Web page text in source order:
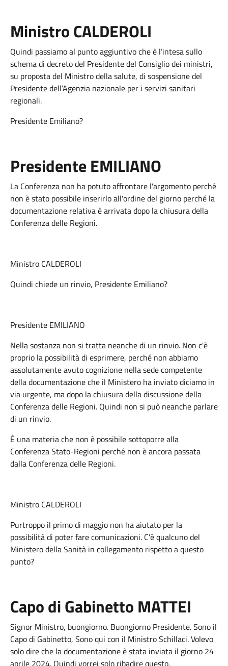
Ministro CALDEROLI
Quindi passiamo al punto aggiuntivo che è l’intesa sullo
schema di decreto del Presidente del Consiglio dei ministri,
su proposta del Ministro della salute, di sospensione del
Presidente dell’Agenzia nazionale per i servizi sanitari
regionali.
Presidente Emiliano?
Presidente EMILIANO
La Conferenza non ha potuto affrontare l'argomento perché
non è stato possibile inserirlo all'ordine del giorno perché la
documentazione relativa è arrivata dopo la chiusura della
Conferenza delle Regioni.
Ministro CALDEROLI
Quindi chiede un rinvio, Presidente Emiliano?
Presidente EMILIANO
Nella sostanza non si tratta neanche di un rinvio. Non c'è
proprio la possibilità di esprimere, perché non abbiamo
assolutamente avuto cognizione nella sede competente
della documentazione che il Ministero ha inviato diciamo in
via urgente, ma dopo la chiusura della discussione della
Conferenza delle Regioni. Quindi non si può neanche parlare
di un rinvio.
È una materia che non è possibile sottoporre alla
Conferenza Stato-Regioni perché non è ancora passata
dalla Conferenza delle Regioni.
Ministro CALDEROLI
Purtroppo il primo di maggio non ha aiutato per la
possibilità di poter fare comunicazioni. C'è qualcuno del
Ministero della Sanità in collegamento rispetto a questo
punto?
Capo di Gabinetto MATTEI
Signor Ministro, buongiorno. Buongiorno Presidente. Sono il
Capo di Gabinetto, Sono qui con il Ministro Schillaci. Volevo
solo dire che la documentazione è stata inviata il giorno 24
aprile 2024. Quindi vorrei solo ribadire questo.